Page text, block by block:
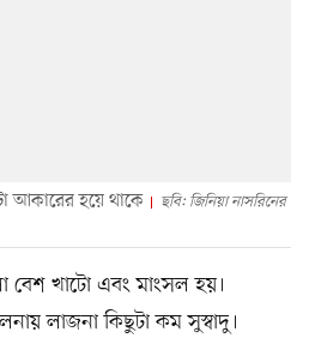
আকারের হয়ে থাকে
ছবি: জিনিয়া নাসরিনের
বেশ খাটো এবং মাংসল হয়।
লাজনা কিছুটা কম সুস্বাদু।